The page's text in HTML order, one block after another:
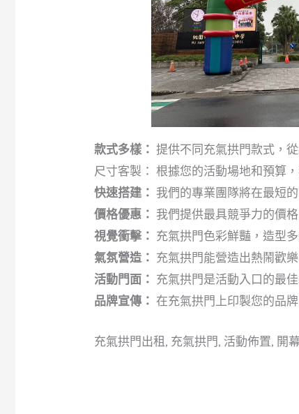
款式多樣： 提供不同充氣拱門款式，
尺寸客製： 根據您的活動場地和預算
快速搭建： 我們的專業團隊將在最短
價格優惠： 我們提供最具競爭力的價
視覺衝擊： 充氣拱門色彩鮮豔，造型
氣氛營造： 充氣拱門能營造出熱鬧歡
活動門面： 充氣拱門是活動入口的最
品牌宣傳： 在充氣拱門上印製您的品
充氣拱門出租, 充氣拱門, 活動佈置, 開